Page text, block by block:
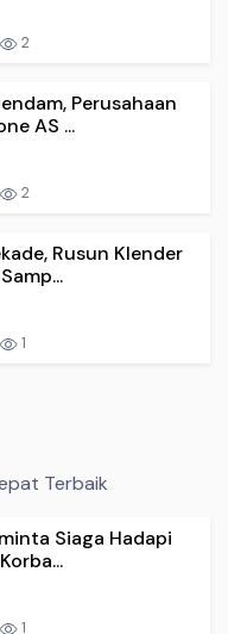
2
Perusahaan
AS ...
2
Rusun Klender
1
Terbaik
Siaga Hadapi
1